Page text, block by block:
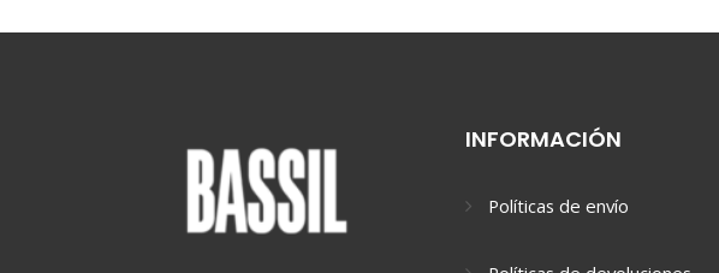
INFORMACIÓN
Políticas de envío